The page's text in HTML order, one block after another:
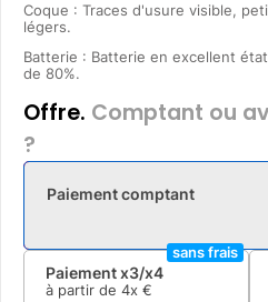
Coque : Traces d'usure visible,
légers.
Batterie : Batterie en excellent
de 80%.
Offre. Comptant ou
?
Paiement comptant
Paiement x3/x4
à partir de 4x €
sans frais